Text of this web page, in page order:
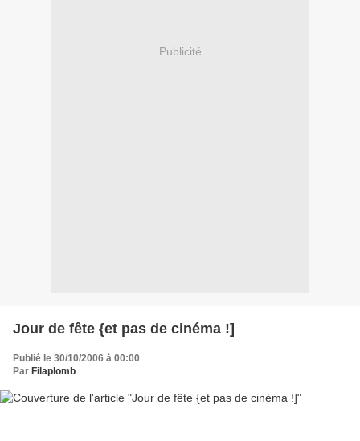
Publicité
Jour de fête {et pas de cinéma !]
Publié le 30/10/2006 à 00:00
Par Filaplomb